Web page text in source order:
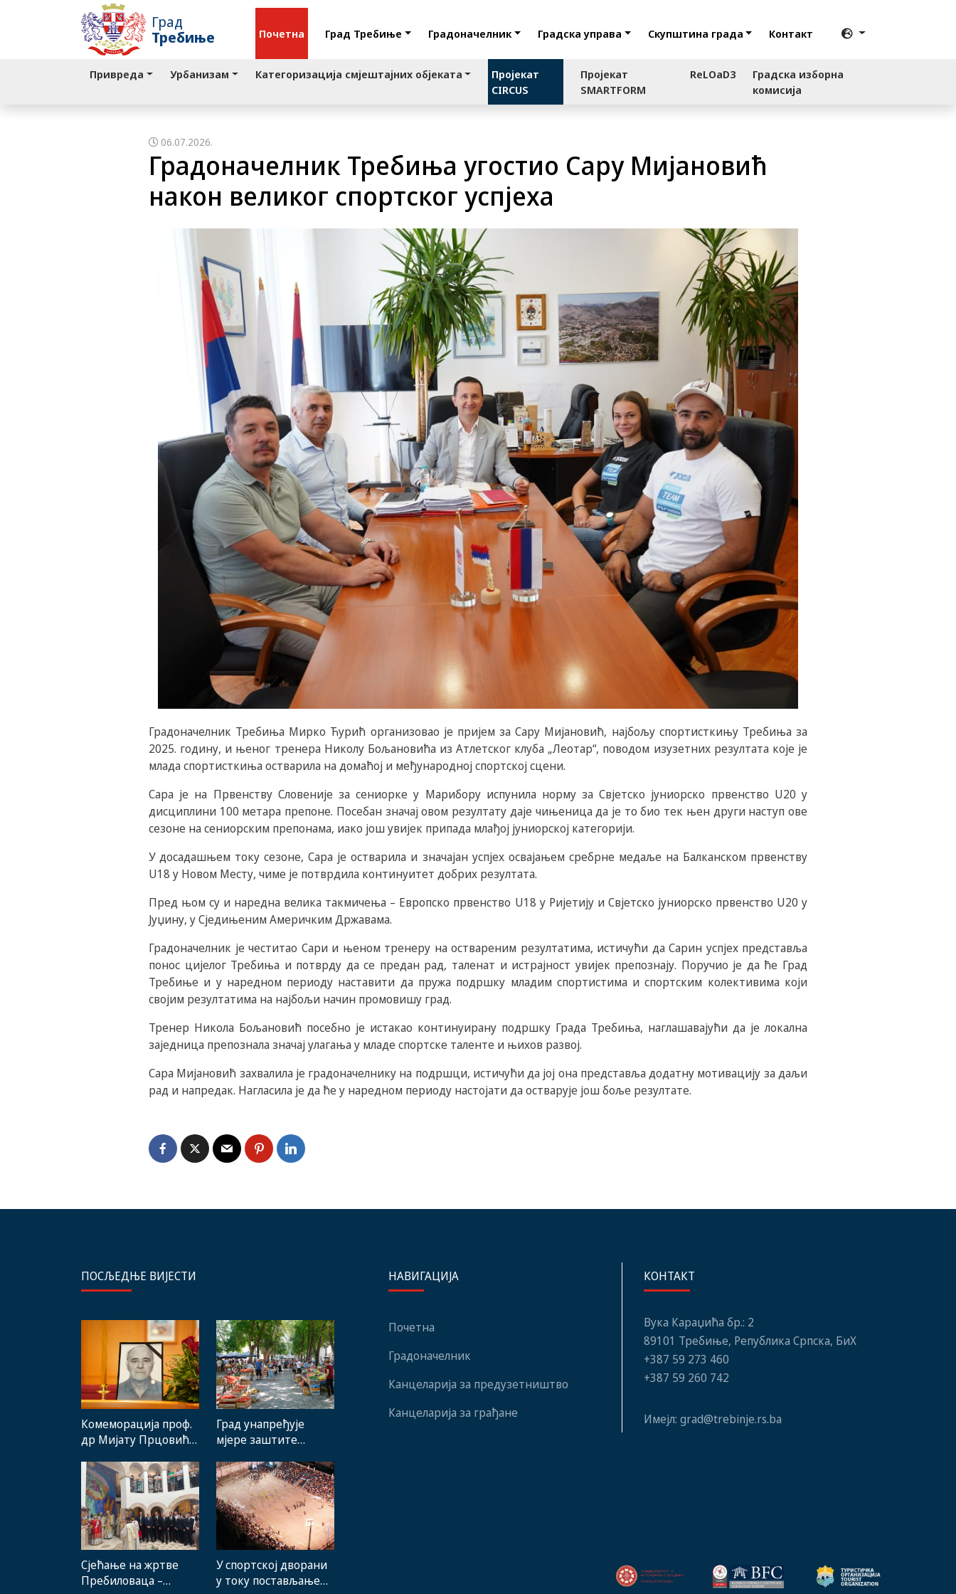
Град
Требиње
Почетна Град Требиње Градоначелник Градска управа Скупштина града Контакт
Привреда Урбанизам Категоризација смјештајних објеката
Пројекат
CIRCUS
Пројекат
SMARTFORM
ReLOaD3
Градска изборна
комисија
06.07.2026.
Градоначелник Требиња угостио Сару Мијановић
након великог спортског успјеха
Градоначелник Требиња Мирко Ћурић организовао је пријем за Сару Мијановић, најбољу спортисткињу Требиња за
2025. годину, и њеног тренера Николу Бољановића из Атлетског клуба „Леотар“, поводом изузетних резултата које је
млада спортисткиња остварила на домаћој и међународној спортској сцени.
Сара је на Првенству Словеније за сениорке у Марибору испунила норму за Свјетско јуниорско првенство U20 у
дисциплини 100 метара препоне. Посебан значај овом резултату даје чињеница да је то био тек њен други наступ ове
сезоне на сениорским препонама, иако још увијек припада млађој јуниорској категорији.
У досадашњем току сезоне, Сара је остварила и значајан успјех освајањем сребрне медаље на Балканском првенству
U18 у Новом Месту, чиме је потврдила континуитет добрих резултата.
Пред њом су и наредна велика такмичења – Европско првенство U18 у Ријетију и Свјетско јуниорско првенство U20 у
Јуџину, у Сједињеним Америчким Државама.
Градоначелник је честитао Сари и њеном тренеру на оствареним резултатима, истичући да Сарин успјех представља
понос цијелог Требиња и потврду да се предан рад, таленат и истрајност увијек препознају. Поручио је да ће Град
Требиње и у наредном периоду наставити да пружа подршку младим спортистима и спортским колективима који
својим резултатима на најбољи начин промовишу град.
Тренер Никола Бољановић посебно је истакао континуирану подршку Града Требиња, наглашавајући да је локална
заједница препознала значај улагања у младе спортске таленте и њихов развој.
Сара Мијановић захвалила је градоначелнику на подршци, истичући да јој она представља додатну мотивацију за даљи
рад и напредак. Нагласила је да ће у наредном периоду настојати да остварује још боље резултате.
ПОСЉЕДЊЕ ВИЈЕСТИ
Комеморација проф.
др Мијату Прцовићу:
стручњака и човјека
који је Требиње
носио у срцу
Град унапређује
мјере заштите
произвођача и рад
градске пијаце
Сјећање на жртве
Пребиловаца –
У спортској дворани
у току постављање
НАВИГАЦИЈА
Почетна
Градоначелник
Канцеларија за предузетништво
Канцеларија за грађане
КОНТАКТ
Вука Караџића бр.: 2
89101 Требиње, Република Српска, БиХ
+387 59 273 460
+387 59 260 742
Имејл: grad@trebinje.rs.ba